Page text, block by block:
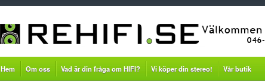
Hem Om oss Vad är din fråga om HIFI? Vi köper din stereo! Vår butik